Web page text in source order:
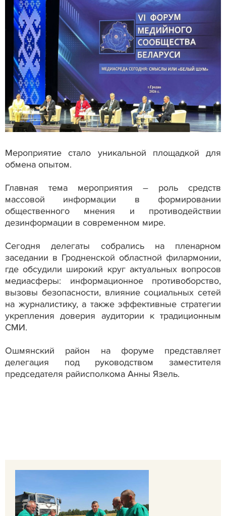
Мероприятие стало уникальной площадкой для
обмена опытом.
Главная тема мероприятия – роль средств
массовой информации в формировании
общественного мнения и противодействии
дезинформации в современном мире.
Сегодня делегаты собрались на пленарном
заседании в Гродненской областной филармонии,
где обсудили широкий круг актуальных вопросов
медиасферы: информационное противоборство,
вызовы безопасности, влияние социальных сетей
на журналистику, а также эффективные стратегии
укрепления доверия аудитории к традиционным
СМИ.
Ошмянский район на форуме представляет
делегация под руководством заместителя
председателя райисполкома Анны Язель.